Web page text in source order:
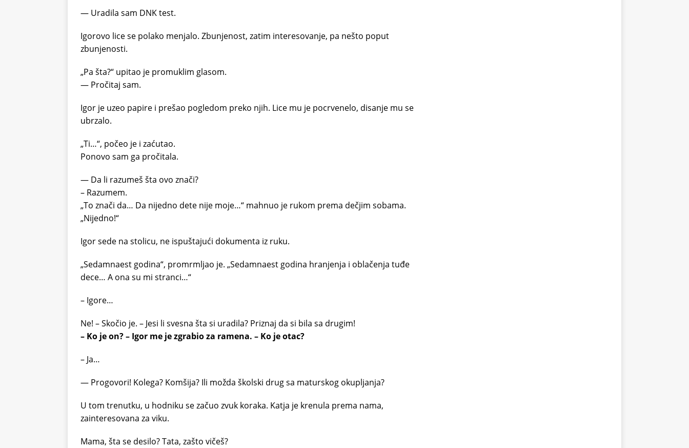
— Uradila sam DNK test.
Igorovo lice se polako menjalo. Zbunjenost, zatim interesovanje, pa nešto poput
zbunjenosti.
„Pa šta?“ upitao je promuklim glasom.
— Pročitaj sam.
Igor je uzeo papire i prešao pogledom preko njih. Lice mu je pocrvenelo, disanje mu se
ubrzalo.
„Ti…“, počeo je i zaćutao.
Ponovo sam ga pročitala.
— Da li razumeš šta ovo znači?
– Razumem.
„To znači da… Da nijedno dete nije moje…“ mahnuo je rukom prema dečjim sobama.
„Nijedno!“
Igor sede na stolicu, ne ispuštajući dokumenta iz ruku.
„Sedamnaest godina“, promrmljao je. „Sedamnaest godina hranjenja i oblačenja tuđe
dece… A ona su mi stranci…“
– Igore…
Ne! – Skočio je. – Jesi li svesna šta si uradila? Priznaj da si bila sa drugim!
– Ko je on? – Igor me je zgrabio za ramena. – Ko je otac?
– Ja…
— Progovori! Kolega? Komšija? Ili možda školski drug sa maturskog okupljanja?
U tom trenutku, u hodniku se začuo zvuk koraka. Katja je krenula prema nama,
zainteresovana za viku.
Mama, šta se desilo? Tata, zašto vičeš?